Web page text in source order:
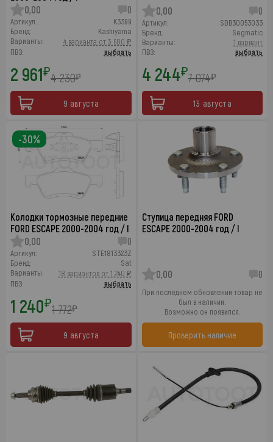
0,00
0
Артикул:
K3399
Бренд:
Kashiyama
Варианты:
4 варианта от 3 600 ₽
ПВЗ:
выбрать
2 961₽4 230₽
9 августа
0,00 0
Артикул:
SDB30053033
Бренд:
Segmatic
Варианты:
1 вариант
ПВЗ:
выбрать
4 244₽7 074₽
13 августа
Колодки тормозные передние
FORD ESCAPE 2000-2004 год / I
0,00
0
Артикул:
STE1813323Z
Бренд:
Sat
Варианты:
18 вариантов от 1 240 ₽
ПВЗ:
выбрать
1 240₽1 772₽
9 августа
-30%
Ступица передняя FORD
ESCAPE 2000-2004 год / I
0,00 0
При последнем обновлении товар не
был в наличии.
Возможно он появился.
Проверить наличие